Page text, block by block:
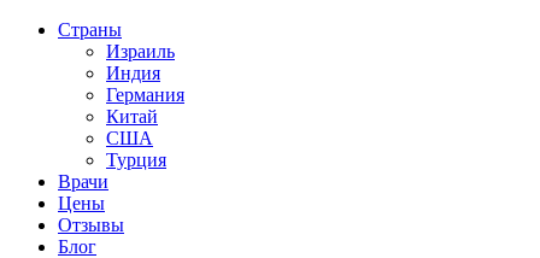
Страны
Израиль
Индия
Германия
Китай
США
Турция
Врачи
Цены
Отзывы
Блог